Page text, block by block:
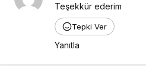
Teşekkür ederim
Tepki Ver
Yanıtla